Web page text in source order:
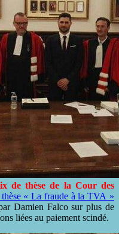
de thèse de la Cour des
« La fraude à la TVA »
Damien Falco sur plus de
liées au paiement scindé.